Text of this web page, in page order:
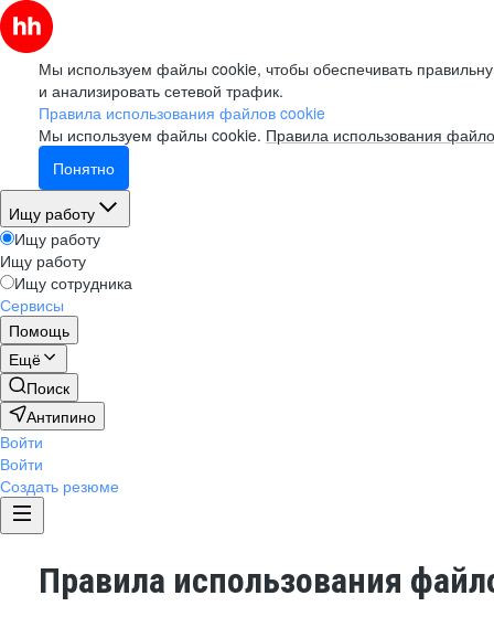
Мы используем файлы cookie, чтобы обеспечивать
и анализировать сетевой трафик.
Правила использования файлов cookie
Мы используем файлы cookie. Правила использования
Понятно
Ищу работу
Ищу работу
Ищу работу
Ищу сотрудника
Сервисы
Помощь
Ещё
Поиск
Антипино
Войти
Войти
Создать резюме
Правила использования